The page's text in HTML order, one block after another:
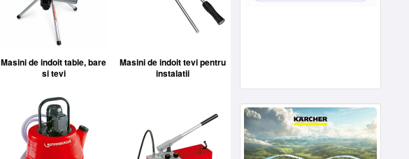
Masini de indoit table, bare
si tevi
Masini de indoit tevi pentru
instalatii